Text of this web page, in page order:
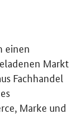
einen
Markt
Fachhandel
Marke und